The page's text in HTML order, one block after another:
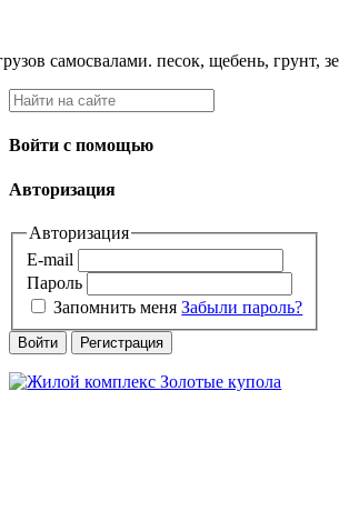
самосвалами. песок, щебень, грунт,
Войти с помощью
Авторизация
Авторизация
E-mail
Пароль
Запомнить меня Забыли пароль?
Войти Регистрация